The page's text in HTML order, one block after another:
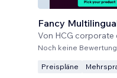
Fancy
Von HCG corporate
Noch keine
Preispläne